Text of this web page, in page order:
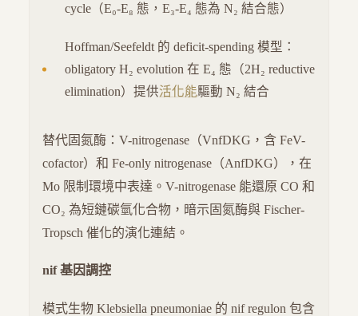
cycle（E₀-E₈ 態，E₃-E₄ 態為 N₂ 結合態）
Hoffman/Seefeldt 的 deficit-spending 模型：
obligatory H₂ evolution 在 E₄ 態（2H₂ reductive
elimination）提供活化能驅動 N₂ 結合
替代固氮酶：V-nitrogenase（VnfDKG，含 FeV-
cofactor）和 Fe-only nitrogenase（AnfDKG），在
Mo 限制環境中表達。V-nitrogenase 能還原 CO 和
CO₂ 為短鏈碳氫化合物，暗示固氮酶與 Fischer-
Tropsch 催化的演化連結。
nif 基因調控
模式生物 Klebsiella pneumoniae 的 nif regulon 包含